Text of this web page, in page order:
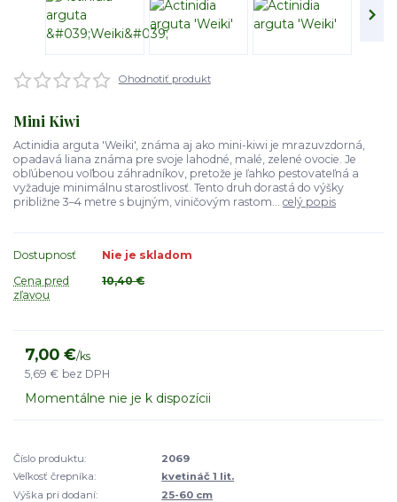
Ohodnotiť produkt
Mini Kiwi
Actinidia arguta 'Weiki', známa aj ako mini-kiwi je mrazuvzdorná,
opadavá liana známa pre svoje lahodné, malé, zelené ovocie. Je
obľúbenou voľbou záhradníkov, pretože je ľahko pestovateľná a
vyžaduje minimálnu starostlivosť. Tento druh dorastá do výšky
približne 3–4 metre s bujným, viničovým rastom... celý popis
Dostupnosť
Nie je skladom
Cena pred
zľavou
10,40 €
7,00 €/ks
5,69 € bez DPH
Momentálne nie je k dispozícii
Číslo produktu:
2069
Veľkosť črepníka:
kvetináč 1 lit.
Výška pri dodaní:
25-60 cm